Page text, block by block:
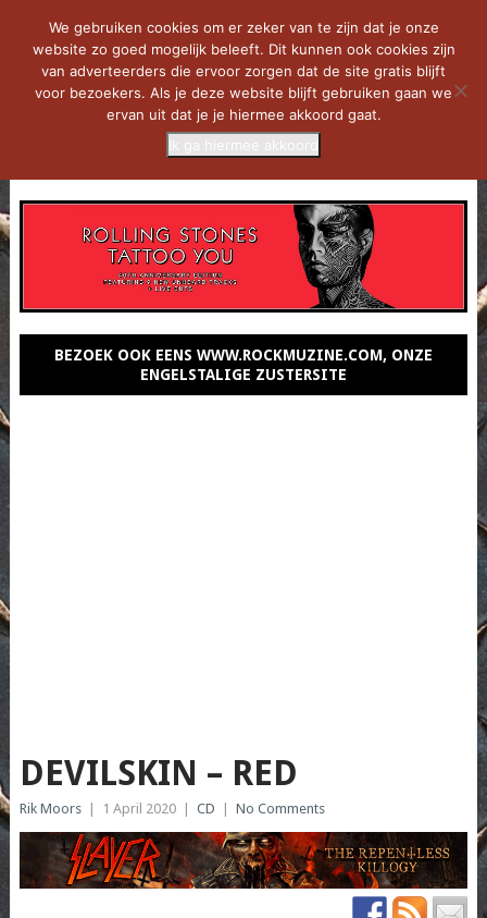
BEZOEK OOK EENS WWW.ROCKMUZINE.COM, ONZE
ENGELSTALIGE ZUSTERSITE
DEVILSKIN – RED
Rik Moors 1 April 2020 CD No Comments
We gebruiken cookies om er zeker van te zijn dat je onze
website zo goed mogelijk beleeft. Dit kunnen ook cookies zijn
van adverteerders die ervoor zorgen dat de site gratis blijft
voor bezoekers. Als je deze website blijft gebruiken gaan we
ervan uit dat je je hiermee akkoord gaat.
Ik ga hiermee akkoord